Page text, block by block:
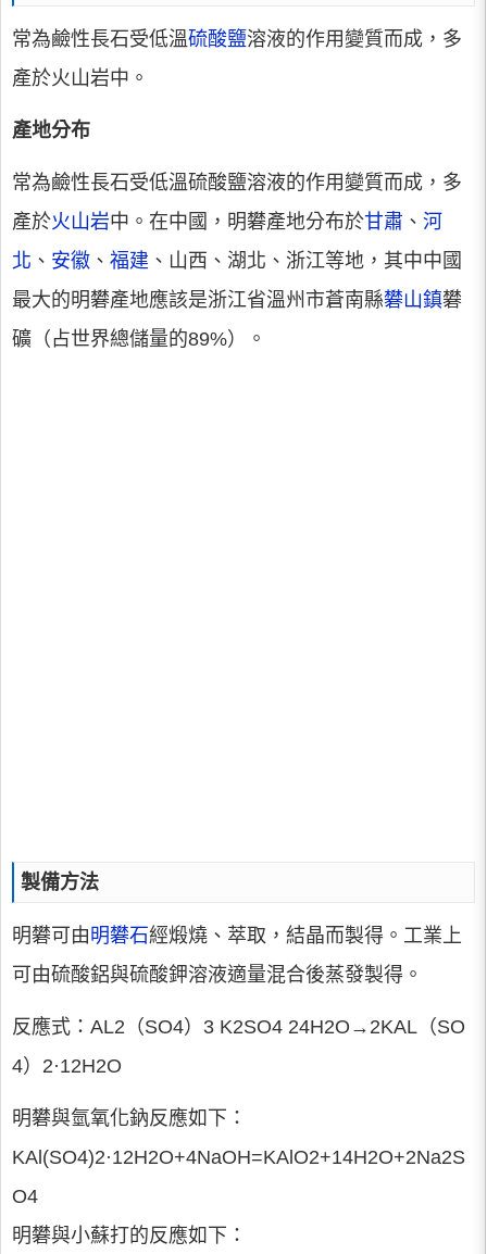
常為鹼性長石受低溫硫酸鹽溶液的作用變質而成，多
產於火山岩中。
產地分布
常為鹼性長石受低溫硫酸鹽溶液的作用變質而成，多
產於火山岩中。在中國，明礬產地分布於甘肅 、 河
北 、 安徽 、 福建 、山西、湖北、浙江等地，其中中國
最大的明礬產地應該是浙江省溫州市蒼南縣礬山鎮礬
礦（占世界總儲量的89%）。
製備方法
明礬可由明礬石經煅燒、萃取，結晶而製得。工業上
可由硫酸鋁與硫酸鉀溶液適量混合後蒸發製得。
反應式：AL2（SO4）3 K2SO4 24H2O→2KAL（SO
4）2·12H2O
明礬與氫氧化鈉反應如下：
KAl(SO4)2·12H2O+4NaOH=KAlO2+14H2O+2Na2S
O4
明礬與小蘇打的反應如下：